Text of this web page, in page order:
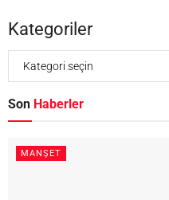
Kategoriler
Son Haberler
MANŞET